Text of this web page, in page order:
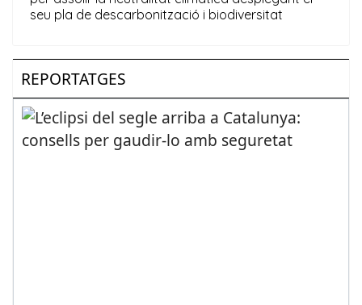
REPORTATGES